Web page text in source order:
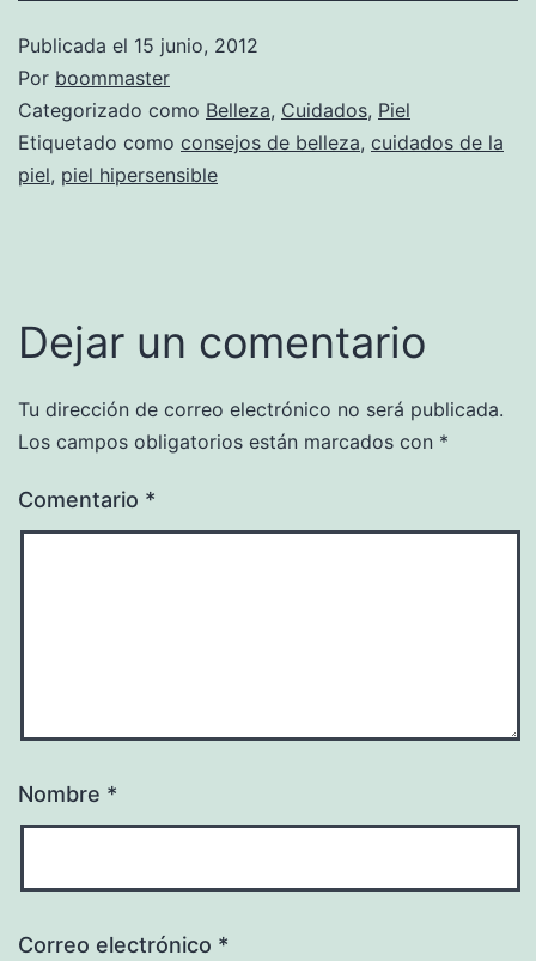
Publicada el 15 junio, 2012
Por boommaster
Categorizado como Belleza, Cuidados, Piel
Etiquetado como consejos de belleza, cuidados de la
piel, piel hipersensible
Dejar un comentario
Tu dirección de correo electrónico no será publicada.
Los campos obligatorios están marcados con *
Comentario *
Nombre *
Correo electrónico *